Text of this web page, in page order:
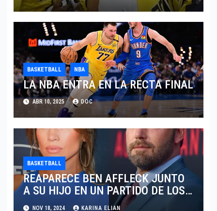
BASKETBALL NBA
LA NBA ENTRA EN LA RECTA FINAL
ABR 10, 2025 DOC
BASKETBALL
REAPARECE BEN AFFLECK JUNTO
A SU HIJO EN UN PARTIDO DE LOS
LAKERS VS TORONTO RAPTORS
NOV 18, 2024 KARINA ELIAN